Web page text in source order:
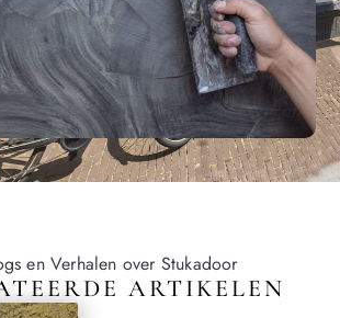
en Verhalen over Stukadoor
ARTIKELEN